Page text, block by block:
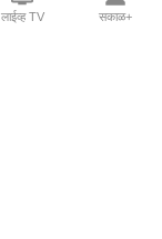
लाईव्ह TV सकाळ+